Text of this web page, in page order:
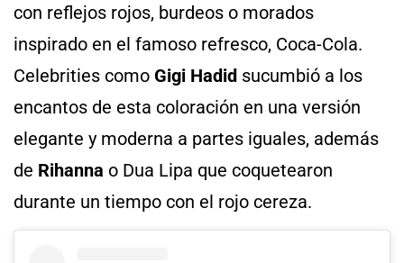
con reflejos rojos, burdeos o morados
inspirado en el famoso refresco, Coca-Cola.
Celebrities como Gigi Hadid sucumbió a los
encantos de esta coloración en una versión
elegante y moderna a partes iguales, además
de Rihanna o Dua Lipa que coquetearon
durante un tiempo con el rojo cereza.